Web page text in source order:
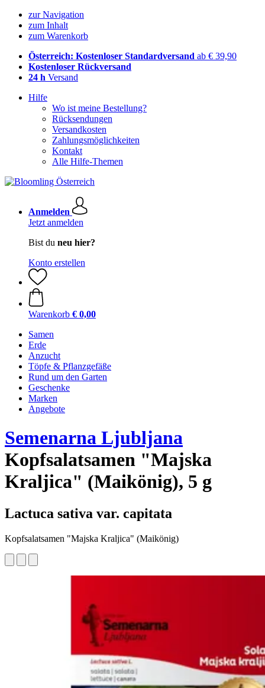
zur Navigation
zum Inhalt
zum Warenkorb
Österreich: Kostenloser Standardversand ab € 39,90
Kostenloser Rückversand
24 h Versand
Hilfe
Wo ist meine Bestellung?
Rücksendungen
Versandkosten
Zahlungsmöglichkeiten
Kontakt
Alle Hilfe-Themen
Anmelden
Jetzt anmelden
Bist du neu hier?
Konto erstellen
Warenkorb € 0,00
Samen
Erde
Anzucht
Töpfe & Pflanzgefäße
Rund um den Garten
Geschenke
Marken
Angebote
Semenarna Ljubljana
Kopfsalatsamen "Majska
Kraljica" (Maikönig), 5 g
Lactuca sativa var. capitata
Kopfsalatsamen "Majska Kraljica" (Maikönig)